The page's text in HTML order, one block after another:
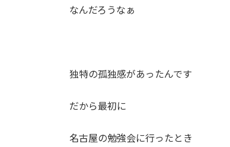
なんだろうなぁ
独特の孤独感があったんです
だから最初に
名古屋の勉強会に行ったとき